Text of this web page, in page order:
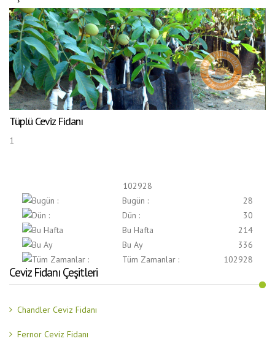
Tüplü Ceviz Fidanı
1
102928
Bugün :
28
Dün :
30
Bu Hafta
214
Bu Ay
336
Tüm Zamanlar :
102928
Ceviz Fidanı Çeşitleri
Chandler Ceviz Fidanı
Fernor Ceviz Fidanı